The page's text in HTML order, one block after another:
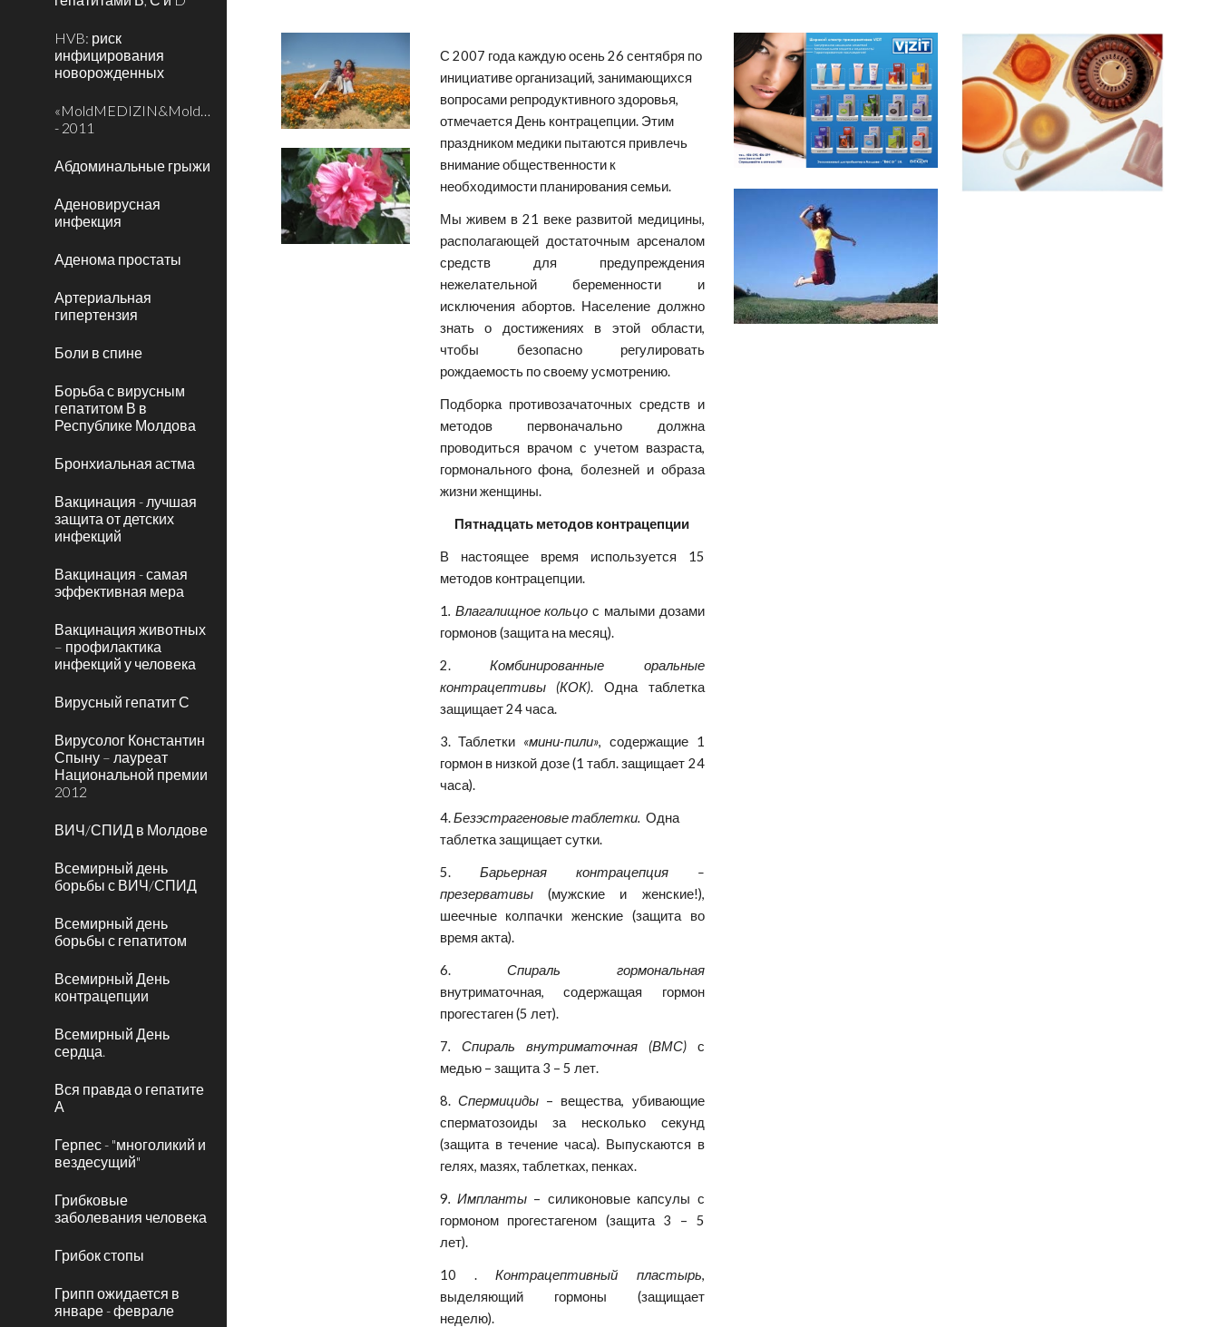
HVB: риск
инфицирования
новорожденных
«MoldMEDIZIN&MoldDENT»
- 2011
Абдоминальные грыжи
Аденовирусная
инфекция
Аденома простаты
Артериальная
гипертензия
Боли в спине
Борьба с вирусным
гепатитом В в
Республике Молдова
Бронхиальная астма
Вакцинация - лучшая
защита от детских
инфекций
Вакцинация - самая
эффективная мера
Вакцинация животных
– профилактика
инфекций у человека
Вирусный гепатит С
Вирусолог Константин
Спыну – лауреат
Национальной премии
2012
ВИЧ/СПИД в Молдове
Всемирный день
борьбы с ВИЧ/СПИД
Всемирный день
борьбы с гепатитом
Всемирный День
контрацепции
Всемирный День
сердца.
Вся правда о гепатите
А
Герпес - "многоликий и
вездесущий"
Грибковые
заболевания человека
Грибок стопы
Грипп ожидается в
январе - феврале
С 2007 года каждую осень 26 сентября по
инициативе организаций, занимающихся
вопросами репродуктивного здоровья,
отмечается День контрацепции. Этим
праздником медики пытаются привлечь
внимание общественности к
необходимости планирования семьи.
Мы живем в 21 веке развитой медицины,
располагающей достаточным арсеналом
средств для предупреждения
нежелательной беременности и
исключения абортов. Население должно
знать о достижениях в этой области,
чтобы безопасно регулировать
рождаемость по своему усмотрению.
Подборка противозачаточных средств и
методов первоначально должна
проводиться врачом с учетом вазраста,
гормонального фона, болезней и образа
жизни женщины.
Пятнадцать методов контрацепции
В настоящее время используется 15
методов контрацепции.
1. Влагалищное кольцо с малыми дозами
гормонов (защита на месяц).
2.Комбинированные оральные
контрацептивы (КОК). Одна таблетка
защищает 24 часа.
3. Таблетки «мини-пили», содержащие 1
гормон в низкой дозе (1 табл. защищает 24
часа).
4. Безэстрагеновые таблетки. Одна
таблетка защищает сутки.
5. Барьерная контрацепция –
презервативы(мужские и женские!),
шеечные колпачки женские (защита во
время акта).
6. Спираль
гормональная
внутриматочная, содержащая гормон
прогестаген (5 лет).
7. Спираль внутриматочная (ВМС)с
медью – защита 3 – 5 лет.
8. Спермициды– вещества, убивающие
сперматозоиды за несколько секунд
(защита в течение часа). Выпускаются в
гелях, мазях, таблетках, пенках.
9. Импланты – силиконовые капсулы с
гормоном прогестагеном (защита 3 – 5
лет).
10 .Контрацептивный пластырь,
выделяющий гормоны (защищает
неделю).